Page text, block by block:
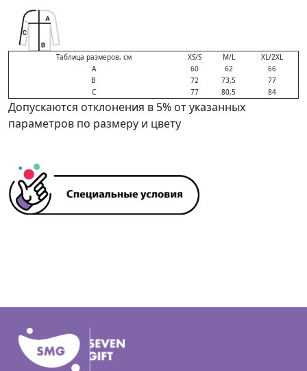
Таблица размеров, см XS/S M/L
XL/2XL
A
60 62
66
B
72 73,5
77
C
77 80,5 84
Допускаются отклонения в 5% от указанных
параметров по размеру и цвету